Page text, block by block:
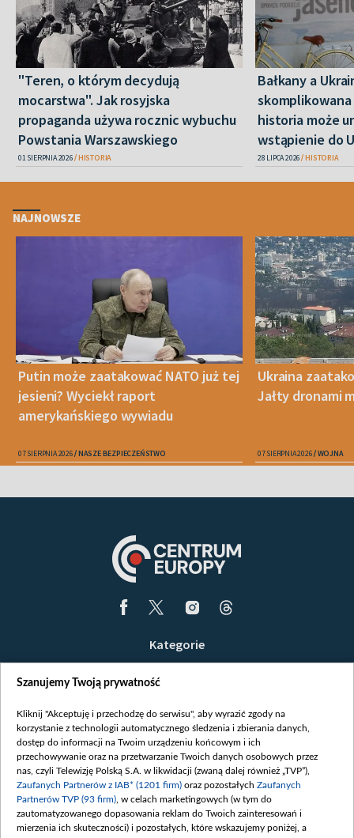
"Teren, o którym decydują
mocarstwa". Jak rosyjska
propaganda używa rocznic wybuchu
Powstania Warszawskiego
01 SIERPNIA 2026 HISTORIA
Bałkany a
historia może
wstąpienie do
28 LIPCA 2026 HISTORIA
NAJNOWSZE
Putin może zaatakować NATO już tej
jesieni? Wyciekł raport
amerykańskiego wywiadu
07 SIERPNIA 2026 NASZE BEZPIECZEŃSTWO
Ukraina
Jałty dronami
07 SIERPNIA 2026 WOJNA
Kategorie
Opinie
Białoruś / Polska
Czytelnia
Centrum Europy
O nas
Kontakt
Szanujemy Twoją prywatność
Kliknij "Akceptuję i przechodzę do serwisu", aby wyrazić zgody na
korzystanie z technologii automatycznego śledzenia i zbierania danych,
dostęp do informacji na Twoim urządzeniu końcowym i ich
przechowywanie oraz na przetwarzanie Twoich danych osobowych przez
nas, czyli Telewizję Polską S.A. w likwidacji (zwaną dalej również „TVP”),
Zaufanych Partnerów z IAB* (1201 firm) oraz pozostałych Zaufanych
Partnerów TVP (93 firm) , w celach marketingowych (w tym do
zautomatyzowanego dopasowania reklam do Twoich zainteresowań i
mierzenia ich skuteczności) i pozostałych, które wskazujemy poniżej, a